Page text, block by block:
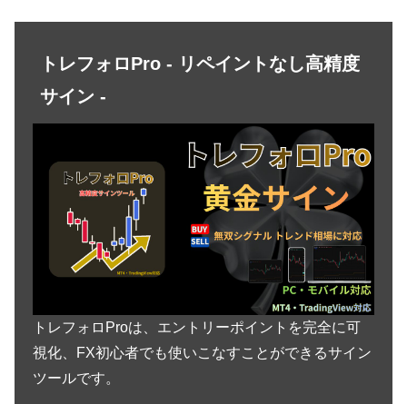
トレフォロPro - リペイントなし高精度
サイン -
トレフォロProは、エントリーポイントを完全に可
視化、FX初心者でも使いこなすことができるサイン
ツールです。